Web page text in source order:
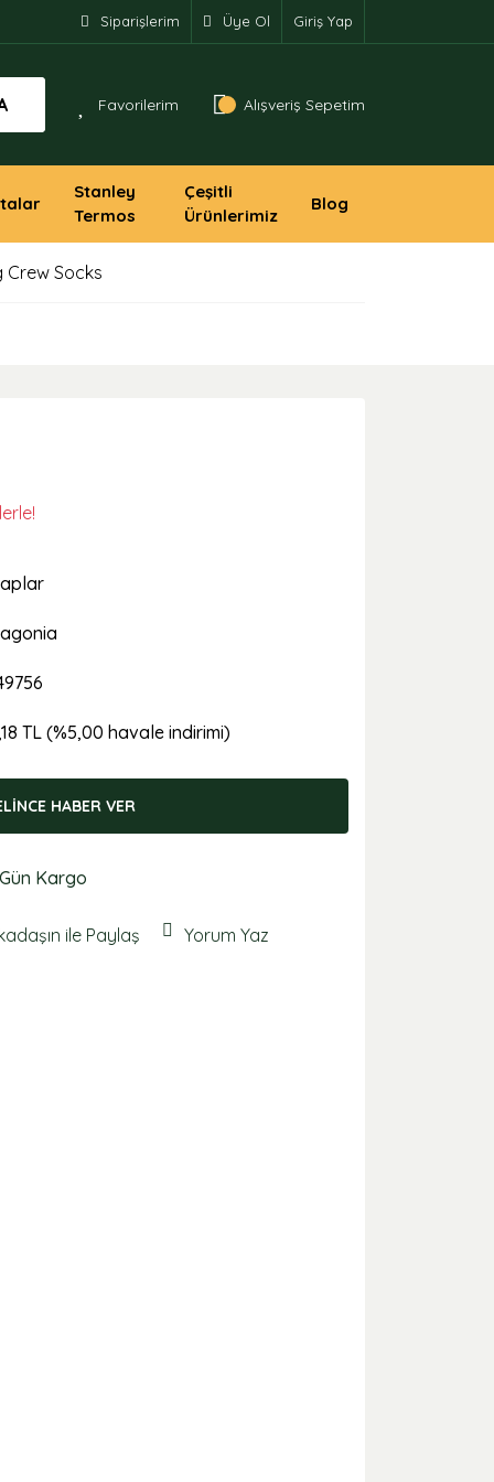
Siparişlerim Üye Ol Giriş Yap
Favorilerim Alışveriş Sepetim
Stanley
Termos
Çeşitli
Ürünlerimiz
Blog
Crew Socks
TL (%5,00 havale indirimi)
HABER VER
Kargo
ile Paylaş
Yorum Yaz